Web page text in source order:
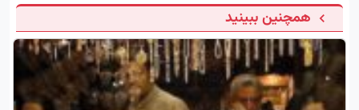
همچنین ببینید